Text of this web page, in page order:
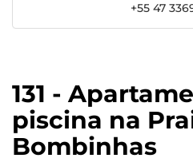
131 -
piscina na
Bombinhas
+55 47